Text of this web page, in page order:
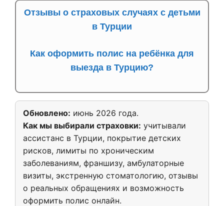
Отзывы о страховых случаях с детьми
в Турции
Как оформить полис на ребёнка для
выезда в Турцию?
Обновлено: июнь 2026 года.
Как мы выбирали страховки: учитывали
ассистанс в Турции, покрытие детских
рисков, лимиты по хроническим
заболеваниям, франшизу, амбулаторные
визиты, экстренную стоматологию, отзывы
о реальных обращениях и возможность
оформить полис онлайн.